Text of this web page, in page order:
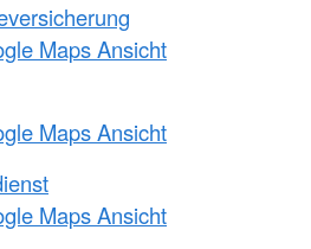
Maps Ansicht
Maps Ansicht
Maps Ansicht